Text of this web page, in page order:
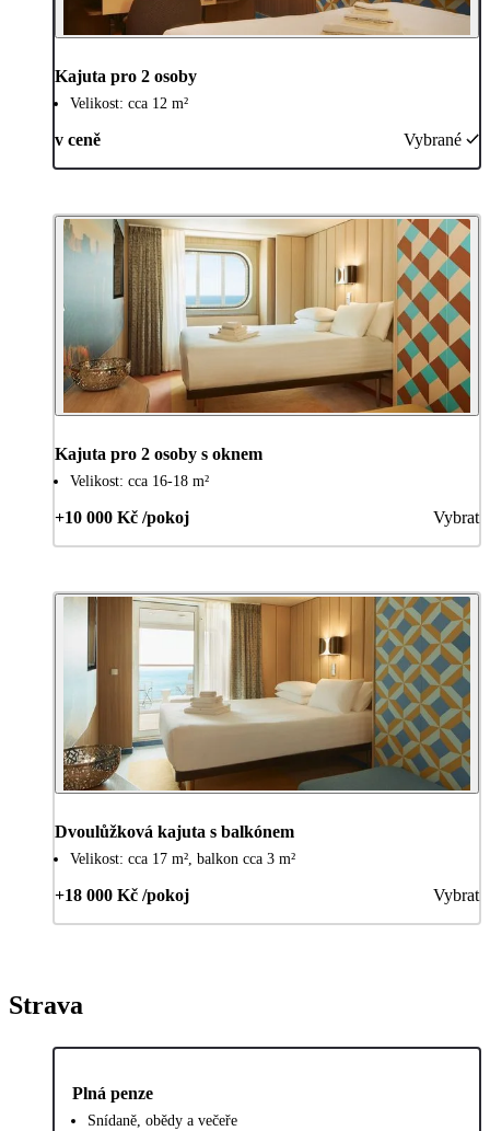
Kajuta pro 2 osoby
Velikost: cca 12 m²
v ceně Vybrané
Kajuta pro 2 osoby s oknem
Velikost: cca 16-18 m²
+10 000 Kč /pokoj Vybrat
Dvoulůžková kajuta s balkónem
Velikost: cca 17 m², balkon cca 3 m²
+18 000 Kč /pokoj Vybrat
Strava
Plná penze
Snídaně, obědy a večeře